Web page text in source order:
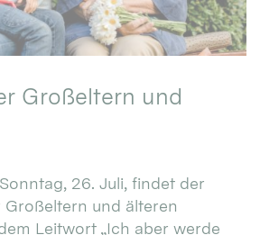
Großeltern und
26. Juli, findet der
Großeltern und älteren
Leitwort „Ich aber werde